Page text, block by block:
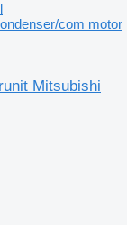
com motor
Mitsubishi